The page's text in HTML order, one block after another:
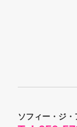
ソフィー・ジ